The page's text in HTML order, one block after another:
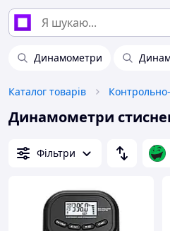
Динамометри
Каталог товарів
Динамометри
Фільтри